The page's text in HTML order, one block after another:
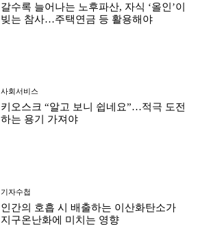
갈수록 늘어나는 노후파산, 자식 ‘올인’이
빚는 참사…주택연금 등 활용해야
사회서비스
키오스크 “알고 보니 쉽네요”…적극 도전
하는 용기 가져야
기자수첩
인간의 호흡 시 배출하는 이산화탄소가
지구온난화에 미치는 영향